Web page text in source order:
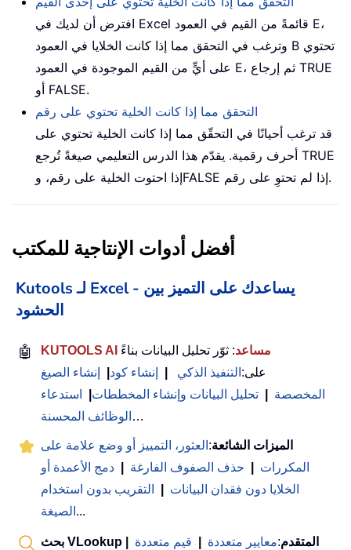
افترض أن لديك في Excel قائمةً من القيم في العمود E،
وترغب في التحقق مما إذا كانت الخلايا في العمود B تحتوي
على أيٍّ من القيم الموجودة في العمود E، ثم إرجاع TRUE
أو FALSE.
التحقق مما إذا كانت الخلية تحتوي على رقم
قد ترغب أحيانًا في التحقّق مما إذا كانت الخلية تحتوي على
أحرف رقمية. يقدّم هذا الدرس التعليمي صيغةً تُرجع TRUE
إذا احتوت الخلية على رقم، وFALSE إذا لم تحتوِ على رقم.
أفضل أدوات الإنتاجية للمكتب
Kutools لـ Excel - يساعدك على التميز بين
الحشود
🤖 KUTOOLS AI مساعد: ثوّر تحليل البيانات بناءً
على: التنفيذ الذكي إنشاء كود
إنشاء الصيغ
المخصصة
تحليل البيانات وإنشاء المخططات
استدعاء
الوظائف المحسنة …
الميزات الشائعة: العثور، التمييز أو وضع علامة على
المكررات
حذف الصفوف الفارغة
دمج الأعمدة أو
الخلايا دون فقدان البيانات
التقريب بدون استخدام
الصيغة ...
بحث VLookup المتقدم:معايير متعددة قيم متعددة